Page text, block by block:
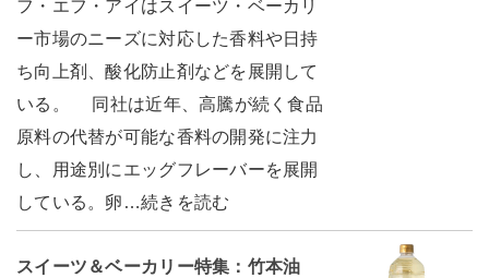
フ・エフ・アイはスイーツ・ベーカリ
ー市場のニーズに対応した香料や日持
ち向上剤、酸化防止剤などを展開して
いる。 同社は近年、高騰が続く食品
原料の代替が可能な香料の開発に注力
し、用途別にエッグフレーバーを展開
している。卵…続きを読む
スイーツ＆ベーカリー特集：竹本油